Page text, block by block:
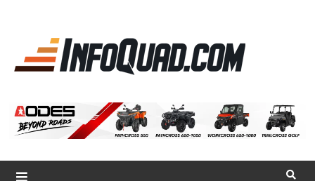
Magazine InfoQuad.com